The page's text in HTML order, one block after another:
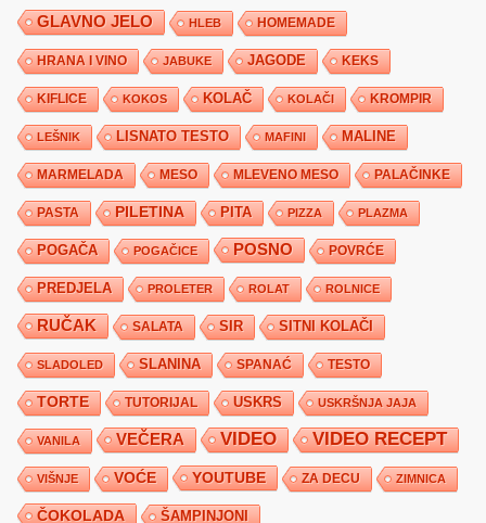
GLAVNO JELO HLEB HOMEMADE
HRANA I VINO JABUKE JAGODE KEKS
KIFLICE KOKOS KOLAČ KOLAČI KROMPIR
LEŠNIK LISNATO TESTO MAFINI MALINE
MARMELADA MESO MLEVENO MESO PALAČINKE
PASTA PILETINA PITA PIZZA PLAZMA
POGAČA POGAČICE POSNO POVRĆE
PREDJELA PROLETER ROLAT ROLNICE
RUČAK SALATA SIR SITNI KOLAČI
SLADOLED SLANINA SPANAĆ TESTO
TORTE TUTORIJAL USKRS USKRŠNJA JAJA
VANILA VEČERA VIDEO VIDEO RECEPT
VIŠNJE VOĆE YOUTUBE ZA DECU ZIMNICA
ČOKOLADA ŠAMPINJONI